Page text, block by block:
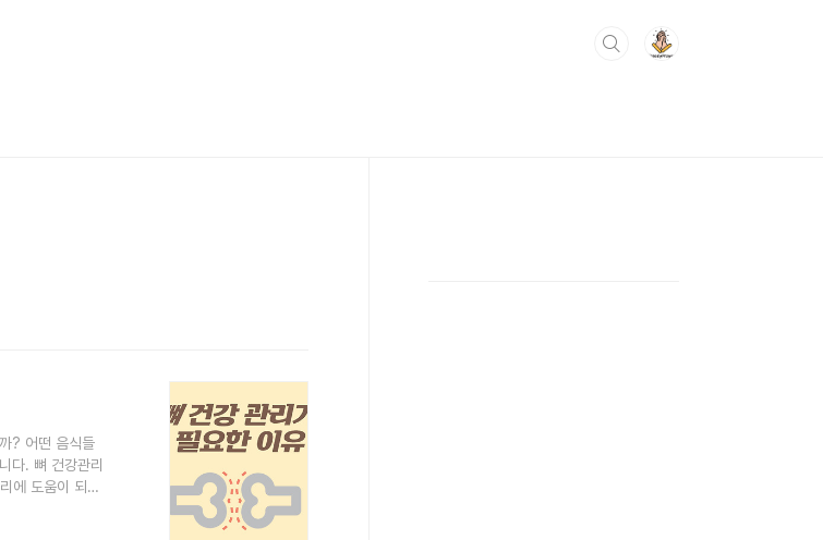
? 어떤 음식들
다. 뼈 건강관리
에 도움이 되는
능하게 합니다.